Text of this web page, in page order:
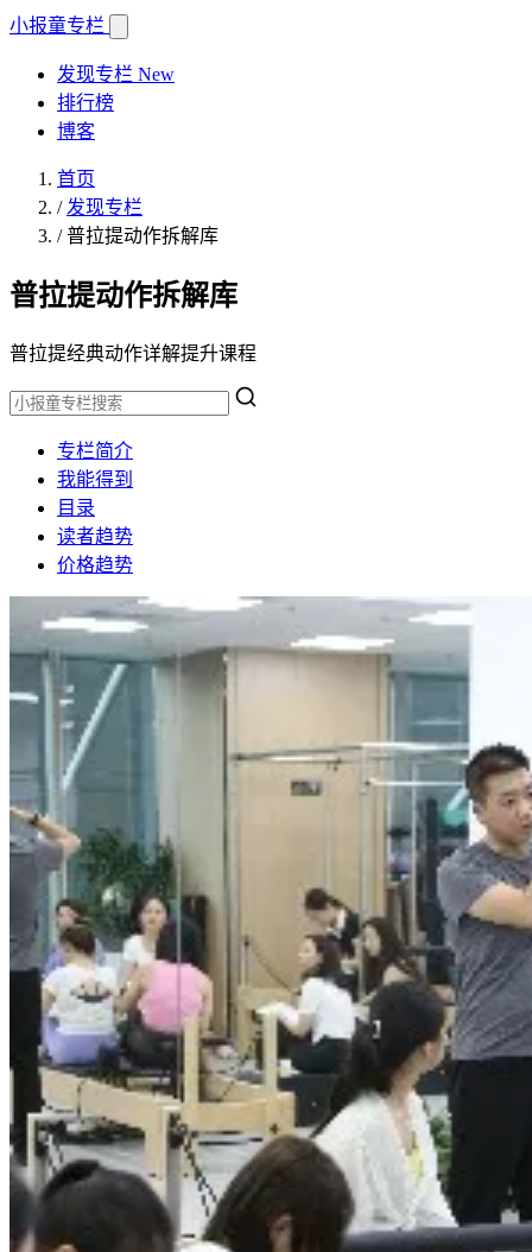
小报童专栏
发现专栏 New
排行榜
博客
首页
/ 发现专栏
/普拉提动作拆解库
普拉提动作拆解库
普拉提经典动作详解提升课程
专栏简介
我能得到
目录
读者趋势
价格趋势